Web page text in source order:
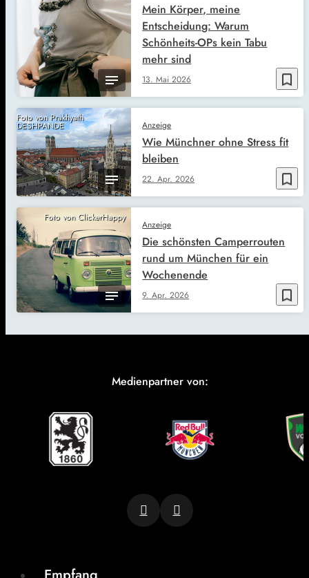
bookmark_border
13. Mai 2026
Mein Körper, meine
Entscheidung: Warum
Schönheits-OPs kein Tabu
mehr sind
Foto von Prakhyath
DESHPANDE
bookmark_border
Anzeige
22. Apr. 2026
Wie Münchner ohne Stress fit
bleiben
Foto von ClickerHappy
bookmark_border
Anzeige
9. Apr. 2026
Die schönsten Camperrouten
rund um München für ein
Wochenende
Medienpartner von: